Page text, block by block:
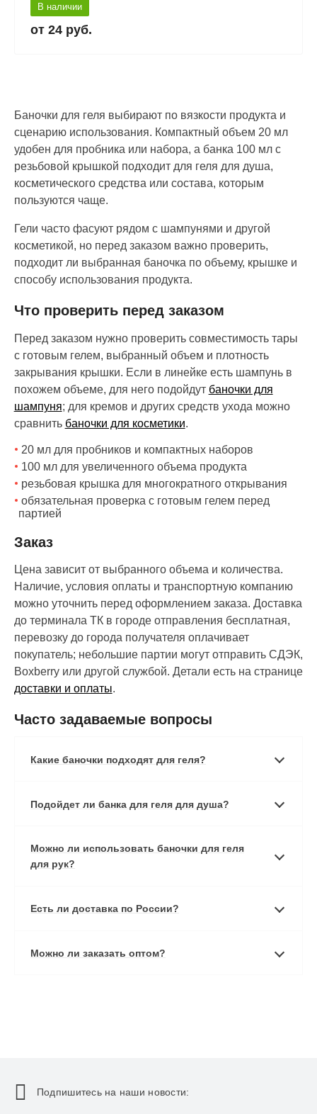
В наличии
24 руб.
Баночки для геля выбирают по вязкости продукта и
сценарию использования. Компактный объем 20 мл
удобен для пробника или набора, а банка 100 мл с
резьбовой крышкой подходит для геля для душа,
косметического средства или состава, которым
пользуются чаще.
Гели часто фасуют рядом с шампунями и другой
косметикой, но перед заказом важно проверить,
подходит ли выбранная баночка по объему, крышке и
способу использования продукта.
Что проверить перед заказом
Перед заказом нужно проверить совместимость тары
с готовым гелем, выбранный объем и плотность
закрывания крышки. Если в линейке есть шампунь в
похожем объеме, для него подойдут баночки для
шампуня; для кремов и других средств ухода можно
сравнить баночки для косметики.
20 мл для пробников и компактных наборов
100 мл для увеличенного объема продукта
резьбовая крышка для многократного открывания
обязательная проверка с готовым гелем перед
партией
Заказ
Цена зависит от выбранного объема и количества.
Наличие, условия оплаты и транспортную компанию
можно уточнить перед оформлением заказа. Доставка
до терминала ТК в городе отправления бесплатная,
перевозку до города получателя оплачивает
покупатель; небольшие партии могут отправить СДЭК,
Boxberry или другой службой. Детали есть на странице
доставки и оплаты.
Часто задаваемые вопросы
Какие баночки подходят для геля?
Подойдет ли банка для геля для душа?
Можно ли использовать баночки для геля
для рук?
Есть ли доставка по России?
Можно ли заказать оптом?
Подпишитесь на наши новости: